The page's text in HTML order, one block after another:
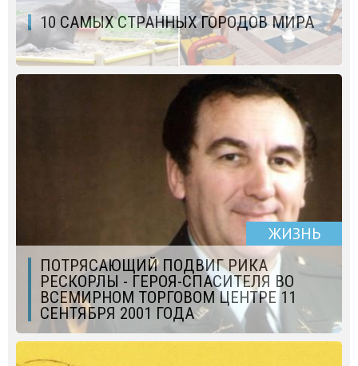
10 САМЫХ СТРАННЫХ ГОРОДОВ МИРА
ЖИЗНЬ
ПОТРЯСАЮЩИЙ ПОДВИГ РИКА
РЕСКОРЛЫ - ГЕРОЯ-СПАСИТЕЛЯ ВО
ВСЕМИРНОМ ТОРГОВОМ ЦЕНТРЕ 11
СЕНТЯБРЯ 2001 ГОДА